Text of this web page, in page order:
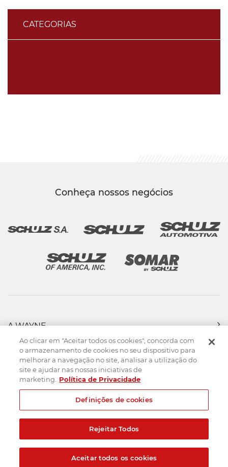
CATEGORIAS
Conheça nossos negócios
A WAYNE
PRODUTOS
FORÇA DE VENDAS
ASSISTÊNCIA TÉCNICA
DOWNLOADS
CONTATO
Mapa do Site Termos de uso Política de privacidade
Created by
Ao clicar em "Aceitar todos os cookies", concorda com
o armazenamento de cookies no seu dispositivo para
melhorar a navegação no site, analisar a utilização do
site e ajudar nas nossas iniciativas de
marketing.
Política de Privacidade
Definições de cookies
Rejeitar Todos
Aceitar todos os cookies